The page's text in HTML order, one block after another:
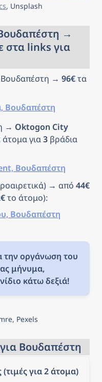
, Unsplash
στα links για
Βουδαπέστη → 96€ τα
Βουδαπέστη
→ Oktogon City
άτομα για 3 βράδια
Βουδαπέστη
→ από 44€
το άτομο):
Βουδαπέστη
την οργάνωση του
μήνυμα,
κάτω δεξιά!
Pexels
Βουδαπέστη
για 2 άτομα)